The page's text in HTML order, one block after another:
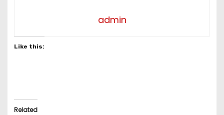
admin
Like this:
Related